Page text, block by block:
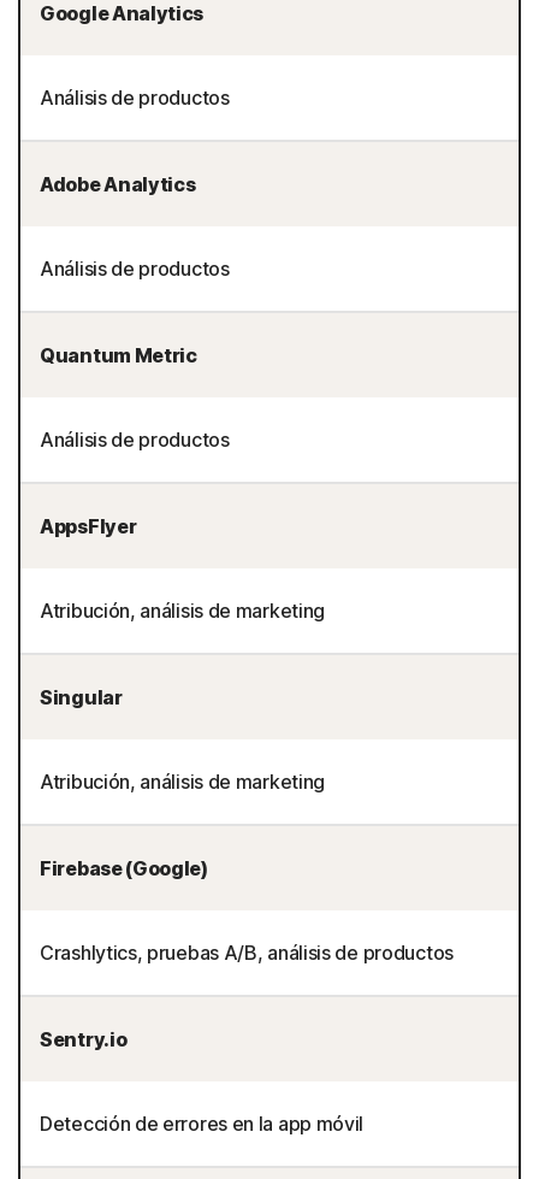
Google Analytics
Análisis de productos
Adobe Analytics
Análisis de productos
Quantum Metric
Análisis de productos
AppsFlyer
Atribución, análisis de marketing
Singular
Atribución, análisis de marketing
Firebase (Google)
Crashlytics, pruebas A/B, análisis de productos
Sentry.io
Detección de errores en la app móvil